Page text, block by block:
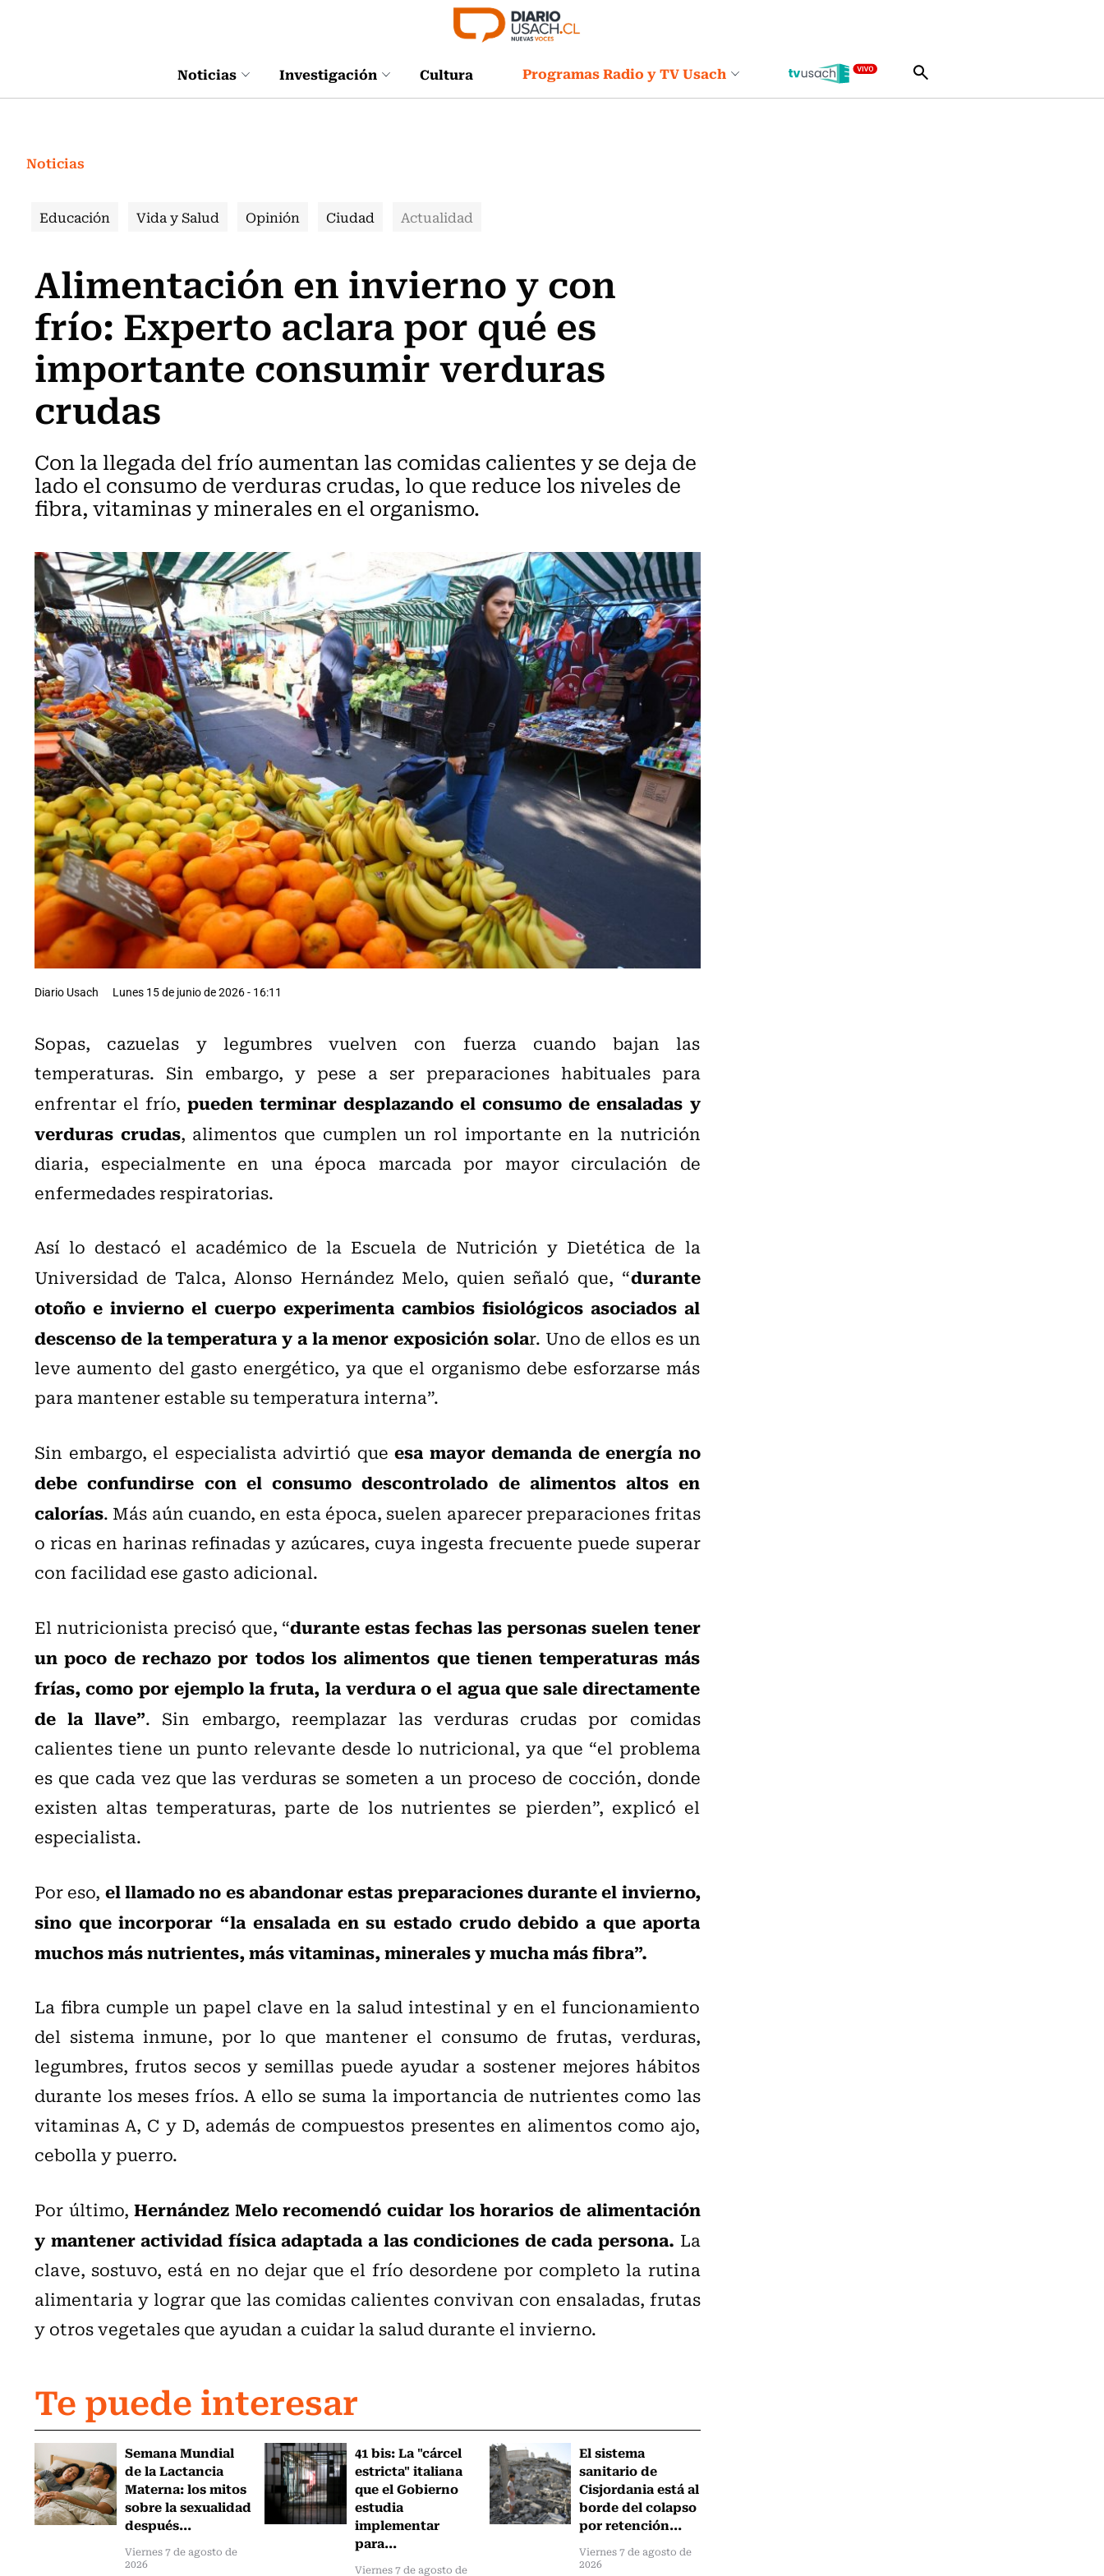
Noticias Investigación Cultura Programas Radio y TV Usach
Noticias
Educación Vida y Salud Opinión Ciudad Actualidad
Alimentación en invierno y con
frío: Experto aclara por qué es
importante consumir verduras
crudas
Con la llegada del frío aumentan las comidas calientes y se deja de
lado el consumo de verduras crudas, lo que reduce los niveles de
fibra, vitaminas y minerales en el organismo.
Diario Usach Lunes 15 de junio de 2026 - 16:11
Sopas, cazuelas y legumbres vuelven con fuerza cuando bajan las
temperaturas. Sin embargo, y pese a ser preparaciones habituales para
enfrentar el frío,pueden terminar desplazando el consumo de ensaladas y
verduras crudas, alimentos que cumplen un rol importante en la nutrición
diaria, especialmente en una época marcada por mayor circulación de
enfermedades respiratorias.
Así lo destacó el académico de la Escuela de Nutrición y Dietética de la
Universidad de Talca, Alonso Hernández Melo, quien señaló que, “durante
otoño e invierno el cuerpo experimenta cambios fisiológicos asociados al
descenso de la temperatura y a la menor exposición solar. Uno de ellos es un
leve aumento del gasto energético, ya que el organismo debe esforzarse más
para mantener estable su temperatura interna”.
Sin embargo, el especialista advirtió que esa mayor demanda de energía no
debe confundirse con el consumo descontrolado de alimentos altos en
calorías. Más aún cuando, en esta época, suelen aparecer preparaciones fritas
o ricas en harinas refinadas y azúcares, cuya ingesta frecuente puede superar
con facilidad ese gasto adicional.
El nutricionista precisó que, “durante estas fechas las personas suelen tener
un poco de rechazo por todos los alimentos que tienen temperaturas más
frías, como por ejemplo la fruta, la verdura o el agua que sale directamente
de la llave”. Sin embargo, reemplazar las verduras crudas por comidas
calientes tiene un punto relevante desde lo nutricional, ya que “el problema
es que cada vez que las verduras se someten a un proceso de cocción, donde
existen altas temperaturas, parte de los nutrientes se pierden”, explicó el
especialista.
Por eso, el llamado no es abandonar estas preparaciones durante el invierno,
sino que incorporar “la ensalada en su estado crudo debido a que aporta
muchos más nutrientes, más vitaminas, minerales y mucha más fibra”.
La fibra cumple un papel clave en la salud intestinal y en el funcionamiento
del sistema inmune, por lo que mantener el consumo de frutas, verduras,
legumbres, frutos secos y semillas puede ayudar a sostener mejores hábitos
durante los meses fríos. A ello se suma la importancia de nutrientes como las
vitaminas A, C y D, además de compuestos presentes en alimentos como ajo,
cebolla y puerro.
Por último,Hernández Melo recomendó cuidar los horarios de alimentación
y mantener actividad física adaptada a las condiciones de cada persona. La
clave, sostuvo, está en no dejar que el frío desordene por completo la rutina
alimentaria y lograr que las comidas calientes convivan con ensaladas, frutas
y otros vegetales que ayudan a cuidar la salud durante el invierno.
Te puede interesar
Semana Mundial
de la Lactancia
Materna: los mitos
sobre la sexualidad
después...
Viernes 7 de agosto de
2026
41 bis: La "cárcel
estricta" italiana
que el Gobierno
estudia
implementar
para...
Viernes 7 de agosto de
El sistema
sanitario de
Cisjordania está al
borde del colapso
por retención...
Viernes 7 de agosto de
2026